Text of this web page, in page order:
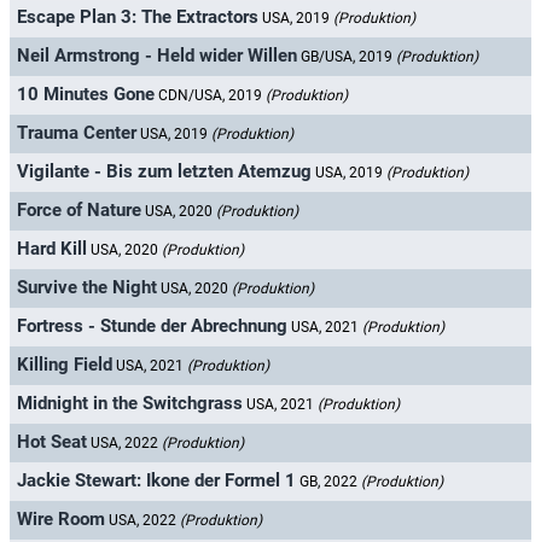
Escape Plan 3: The Extractors USA, 2019 (Produktion)
Neil Armstrong - Held wider Willen GB/USA, 2019 (Produktion)
10 Minutes Gone CDN/USA, 2019 (Produktion)
Trauma Center USA, 2019 (Produktion)
Vigilante - Bis zum letzten Atemzug USA, 2019 (Produktion)
Force of Nature USA, 2020 (Produktion)
Hard Kill USA, 2020 (Produktion)
Survive the Night USA, 2020 (Produktion)
Fortress - Stunde der Abrechnung USA, 2021 (Produktion)
Killing Field USA, 2021 (Produktion)
Midnight in the Switchgrass USA, 2021 (Produktion)
Hot Seat USA, 2022 (Produktion)
Jackie Stewart: Ikone der Formel 1 GB, 2022 (Produktion)
Wire Room USA, 2022 (Produktion)